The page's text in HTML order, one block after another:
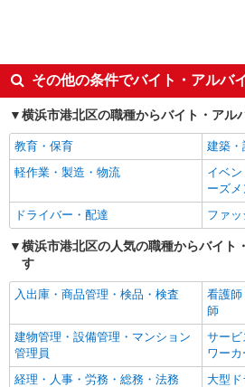
入社日応相談
未経験
経験者・有資格者歓迎
新卒・
女性活躍中
主婦
フリーター歓迎
学歴不
ブランクOK
ミド
エルダー（50代～）活躍中
シニア
高収入・高額
ボーナ
昇給あり
完全
フルタイム歓迎
禁煙・
車通勤
バイク通勤OK
自転
残業少なめ（月20h未満）
交通費
その他の条件でバイト・アルバ
横浜市港北区の職種からバイト・アル
教育・保育
建築・
軽作業・製造・物流
イベ
ーズメ
ドライバー・配達
ファ
横浜市港北区の人気の職種からバイト
す
入出庫・商品管理・検品・検査
看護師
師
建物管理・設備管理・マンション
管理員
サービ
ワーカ
経理・人事・労務・総務・法務
大型